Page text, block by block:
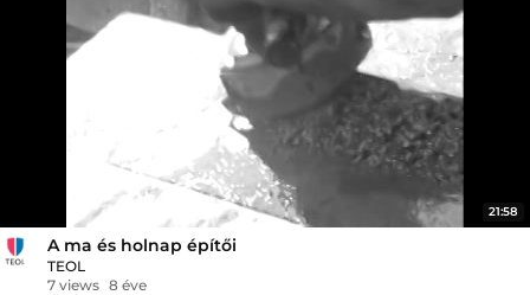
21:58
A ma és holnap építői
TEOL
7 views 8 éve